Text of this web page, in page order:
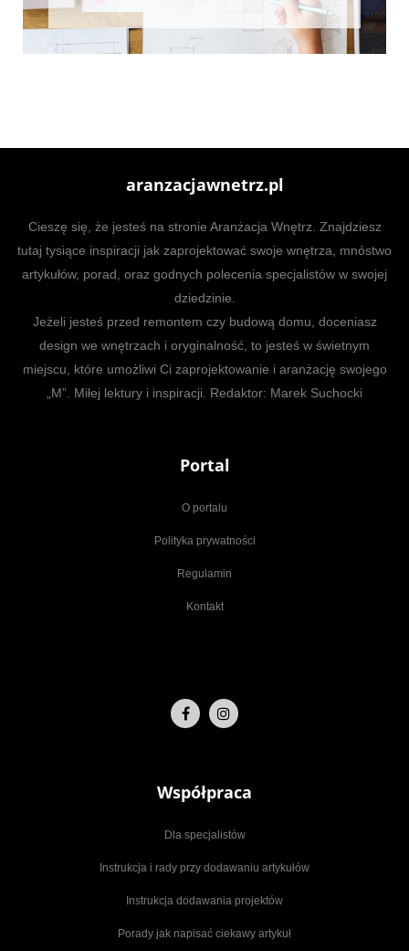
aranzacjawnetrz.pl
Cieszę się, że jesteś na stronie Aranżacja Wnętrz. Znajdziesz
tutaj tysiące inspiracji jak zaprojektować swoje wnętrza, mnóstwo
artykułów, porad, oraz godnych polecenia specjalistów w swojej
dziedzinie.
Jeżeli jesteś przed remontem czy budową domu, doceniasz
design we wnętrzach i oryginalność, to jesteś w świetnym
miejscu, które umożliwi Ci zaprojektowanie i aranżację swojego
„M”. Miłej lektury i inspiracji. Redaktor: Marek Suchocki
Portal
O portalu
Polityka prywatności
Regulamin
Kontakt
Współpraca
Dla specjalistów
Instrukcja i rady przy dodawaniu artykułów
Instrukcja dodawania projektów
Porady jak napisać ciekawy artykuł